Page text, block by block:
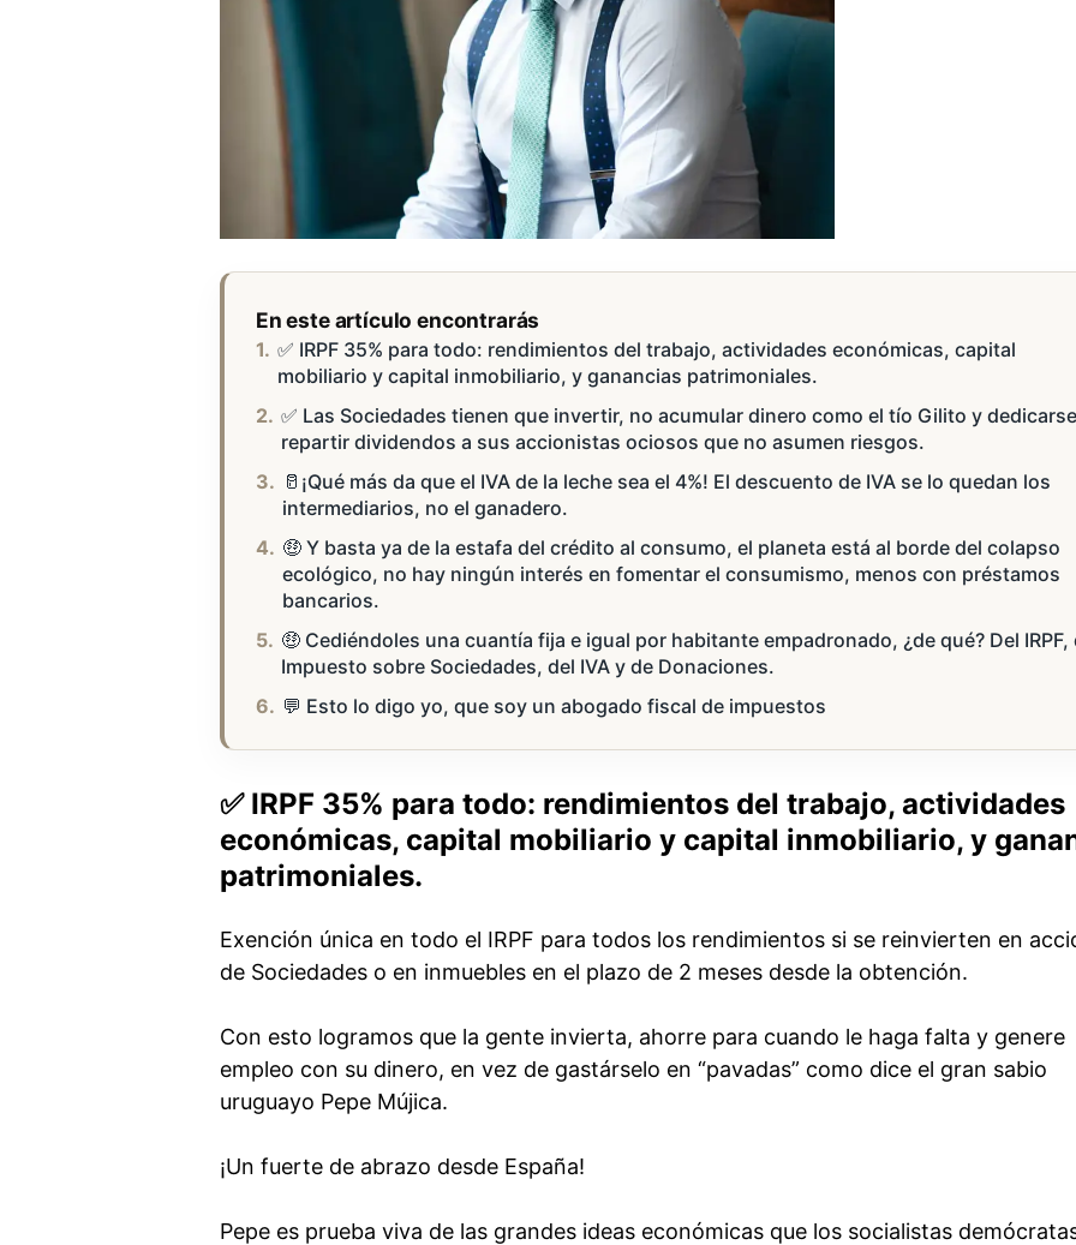
En este artículo encontrarás
✅ IRPF 35% para todo: rendimientos del trabajo, actividades económicas, capital
mobiliario y capital inmobiliario, y ganancias patrimoniales.
✅ Las Sociedades tienen que invertir, no acumular dinero como el tío Gilito y
repartir dividendos a sus accionistas ociosos que no asumen riesgos.
🥛¡Qué más da que el IVA de la leche sea el 4%! El descuento de IVA se lo quedan los
intermediarios, no el ganadero.
🤑 Y basta ya de la estafa del crédito al consumo, el planeta está al borde del colapso
ecológico, no hay ningún interés en fomentar el consumismo, menos con préstamos
bancarios.
🤑 Cediéndoles una cuantía fija e igual por habitante empadronado, ¿de qué? Del IRPF,
Impuesto sobre Sociedades, del IVA y de Donaciones.
💬 Esto lo digo yo, que soy un abogado fiscal de impuestos
✅ IRPF 35% para todo: rendimientos del trabajo, actividades
económicas, capital mobiliario y capital inmobiliario, y
patrimoniales.
Exención única en todo el IRPF para todos los rendimientos si se reinvierten en
de Sociedades o en inmuebles en el plazo de 2 meses desde la obtención.
Con esto logramos que la gente invierta, ahorre para cuando le haga falta y genere
empleo con su dinero, en vez de gastárselo en “pavadas” como dice el gran sabio
uruguayo Pepe Mújica.
¡Un fuerte de abrazo desde España!
Pepe es prueba viva de las grandes ideas económicas que los socialistas